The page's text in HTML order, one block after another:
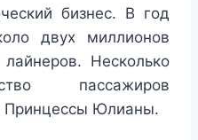
бизнес. В год
двух миллионов
Несколько
пассажиров
Принцессы Юлианы.